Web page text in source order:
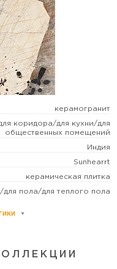
керамогранит
коридора/для кухни/для
общественных помещений
Индия
Sunhearrt
керамическая плитка
для пола/для теплого пола
под камень